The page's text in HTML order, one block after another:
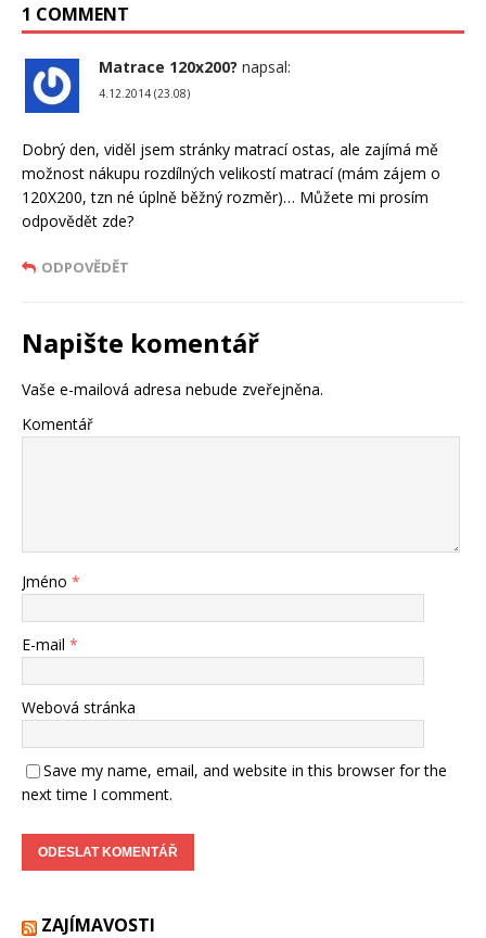
1 COMMENT
Matrace 120x200? napsal:
4.12.2014 (23.08)
Dobrý den, viděl jsem stránky matrací ostas, ale zajímá mě
možnost nákupu rozdílných velikostí matrací (mám zájem o
120X200, tzn né úplně běžný rozměr)… Můžete mi prosím
odpovědět zde?
ODPOVĚDĚT
Napište komentář
Vaše e-mailová adresa nebude zveřejněna.
Komentář
Jméno *
E-mail *
Webová stránka
Save my name, email, and website in this browser for the
next time I comment.
ZAJÍMAVOSTI